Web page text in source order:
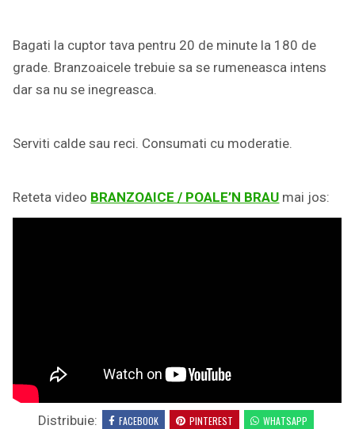
Bagati la cuptor tava pentru 20 de minute la 180 de
grade. Branzoaicele trebuie sa se rumeneasca intens
dar sa nu se inegreasca.
Serviti calde sau reci. Consumati cu moderatie.
Reteta video BRANZOAICE / POALE’N BRAU mai jos:
Distribuie: FACEBOOK PINTEREST
WHATSAPP